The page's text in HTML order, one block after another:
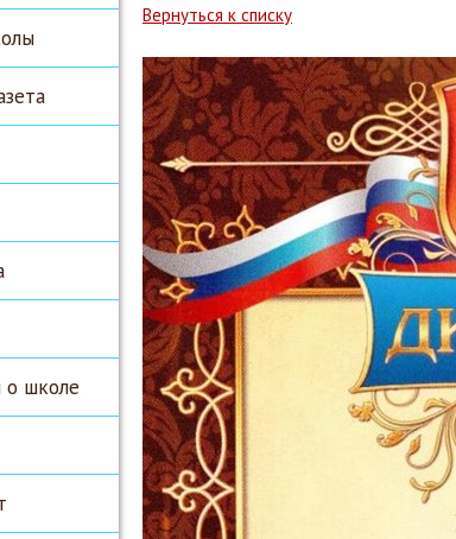
о школе
Вернуться к списку